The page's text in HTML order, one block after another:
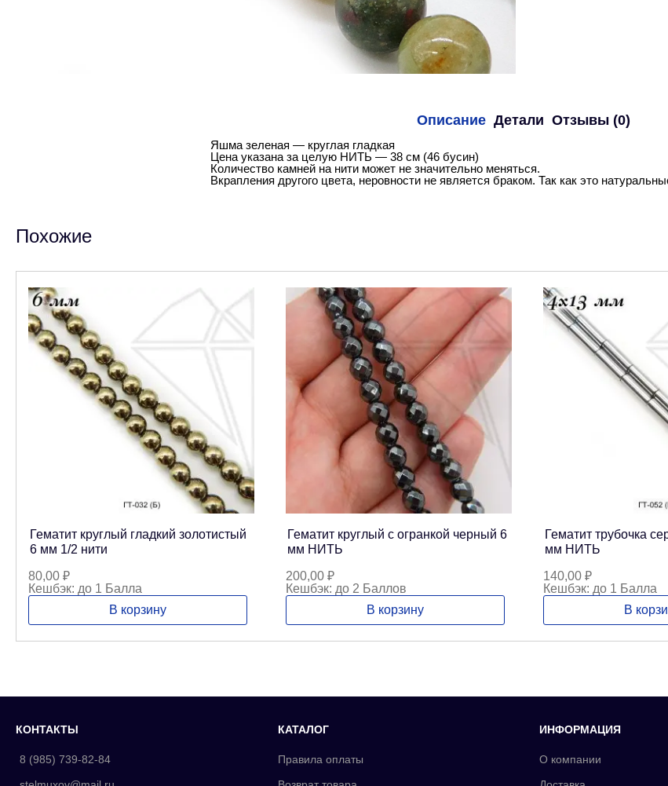
Описание Детали Отзывы (0)
Яшма зеленая — круглая гладкая
Цена указана за целую НИТЬ — 38 см (46 бусин)
Количество камней на нити может не значительно меняться.
Вкрапления другого цвета, неровности не является браком. Так как это
Похожие
Гематит круглый гладкий золотистый
6 мм 1/2 нити
80,00 ₽
Кешбэк: до 1 Балла
В корзину
Гематит круглый с огранкой черный 6
мм НИТЬ
200,00 ₽
Кешбэк: до 2 Баллов
В корзину
Гематит трубочка
мм НИТЬ
140,00 ₽
Кешбэк: до 1 Балла
В
КОНТАКТЫ
8 (985) 739-82-84
КАТАЛОГ
Правила оплаты
ИНФОРМАЦИЯ
О компании